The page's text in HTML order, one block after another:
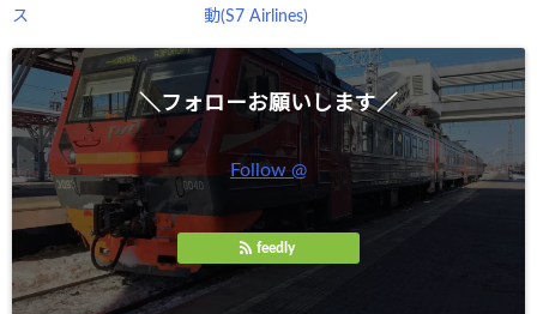
ス
動(S7 Airlines)
＼フォローお願いします／
Follow @
feedly